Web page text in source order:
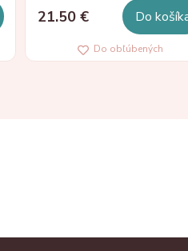
21.50 € Do
Do obľúbených